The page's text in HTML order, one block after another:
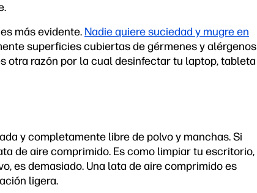
más evidente. Nadie quiere suciedad y mugre en
superficies cubiertas de gérmenes y alérgenos
otra razón por la cual desinfectar tu laptop, tableta
y completamente libre de polvo y manchas. Si
de aire comprimido. Es como limpiar tu escritorio,
es demasiado. Una lata de aire comprimido es
ligera.